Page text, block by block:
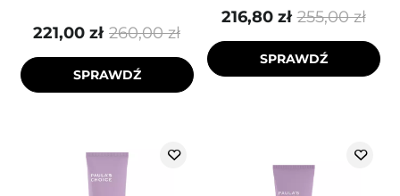
260,00 zł
221,00 zł
SPRAWDŹ
255,00 zł
216,80 zł
SPRAWDŹ